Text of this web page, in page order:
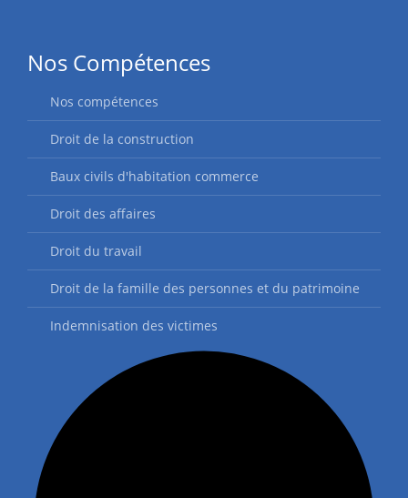
Nos Compétences
Nos compétences
Droit de la construction
Baux civils d'habitation commerce
Droit des affaires
Droit du travail
Droit de la famille des personnes et du patrimoine
Indemnisation des victimes